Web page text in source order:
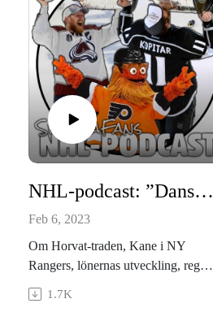
NHL-podcast: ”Danskar – värre än doping och kokain”
Feb 6, 2023
Om Horvat-traden, Kane i NY
Rangers, lönernas utveckling, regler
man kan implementera från andra
idrotter och lite om såväl Florida
1.7K